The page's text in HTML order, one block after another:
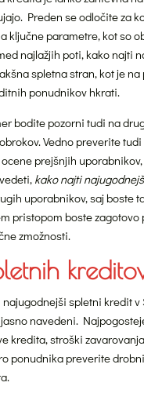
Preden se odločite za
ključne parametre, kot so
najlažjih poti, kako najti
spletna stran, kot je
ponudnikov hkrati.
bodite pozorni tudi na
Vedno preverite
prejšnjih
kako najti
uporabnikov, saj boste
pristopom boste
zmožnosti.
spletni kredit
navedeni.
kredita, stroški
ponudnika preverite